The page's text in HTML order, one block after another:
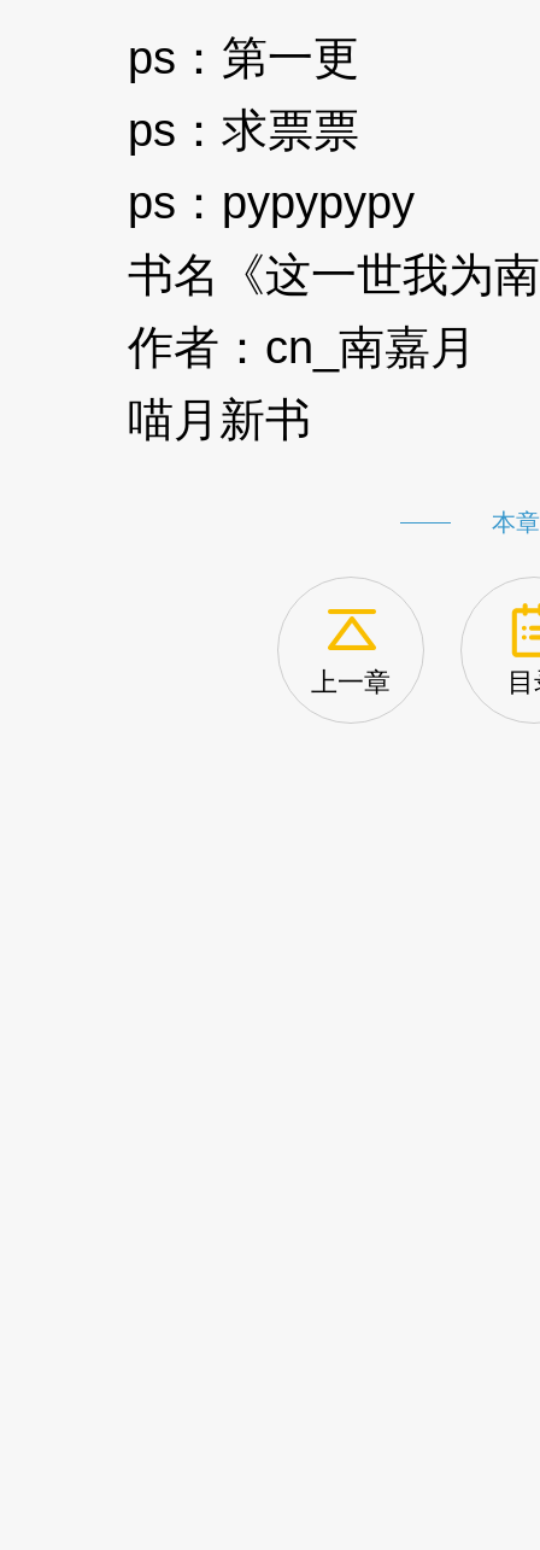
ps：第一更
ps：求票票
ps：pypypypy
书名《这一世我为南
作者：cn_南嘉月
喵月新书
本
上一章